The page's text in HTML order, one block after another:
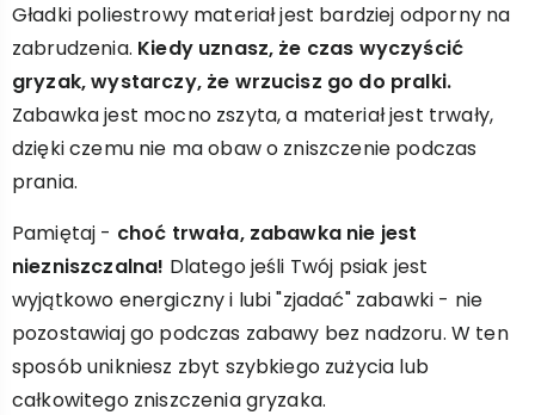
Gładki poliestrowy materiał jest bardziej odporny na
zabrudzenia. Kiedy uznasz, że czas wyczyścić
gryzak, wystarczy, że wrzucisz go do pralki.
Zabawka jest mocno zszyta, a materiał jest trwały,
dzięki czemu nie ma obaw o zniszczenie podczas
prania.
Pamiętaj - choć trwała, zabawka nie jest
niezniszczalna! Dlatego jeśli Twój psiak jest
wyjątkowo energiczny i lubi "zjadać" zabawki - nie
pozostawiaj go podczas zabawy bez nadzoru. W ten
sposób unikniesz zbyt szybkiego zużycia lub
całkowitego zniszczenia gryzaka.